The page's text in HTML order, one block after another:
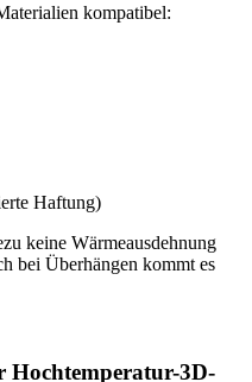
kompatibel:
Haftung)
keine Wärmeausdehnung
bei Überhängen kommt es
Hochtemperatur-3D-